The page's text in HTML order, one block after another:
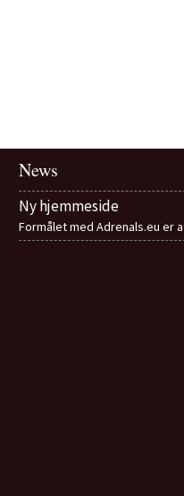
News
Ny hjemmeside
Formålet med Adrenals.eu er